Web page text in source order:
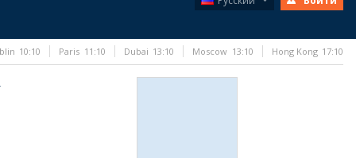
10:10 Paris 11:10 Dubai 13:10 Moscow 13:10 Hong Kong 17:10